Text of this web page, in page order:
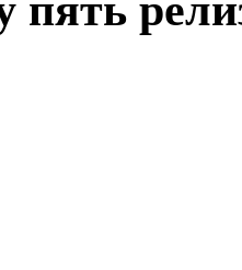
пять